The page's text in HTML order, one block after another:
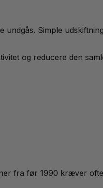
Simple
og reducere den
fra før 1990 kræver